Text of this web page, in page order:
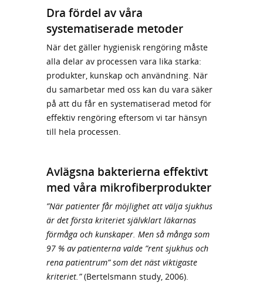
Dra fördel av våra
systematiserade metoder
När det gäller hygienisk rengöring måste
alla delar av processen vara lika starka:
produkter, kunskap och användning. När
du samarbetar med oss kan du vara säker
på att du får en systematiserad metod för
effektiv rengöring eftersom vi tar hänsyn
till hela processen.
Avlägsna bakterierna effektivt
med våra mikrofiberprodukter
”När patienter får möjlighet att välja sjukhus
är det första kriteriet självklart läkarnas
förmåga och kunskaper. Men så många som
97 % av patienterna valde ”rent sjukhus och
rena patientrum” som det näst viktigaste
kriteriet.”(Bertelsmann study, 2006).